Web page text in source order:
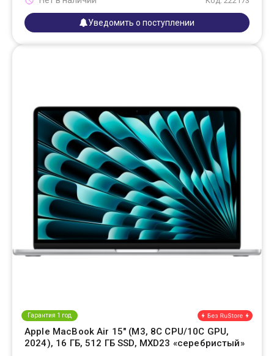
Уведомить о поступлении
Гарантия 1 год
Apple MacBook Air 15" (M3, 8C CPU/10C GPU,
2024), 16 ГБ, 512 ГБ SSD, MXD23 «серебристый»